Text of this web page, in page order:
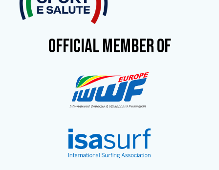
OFFICIAL MEMBER OF